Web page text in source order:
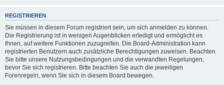
REGISTRIEREN
Sie müssen in diesem Forum registriert sein, um sich anmelden zu können.
Die Registrierung ist in wenigen Augenblicken erledigt und ermöglicht es
Ihnen, auf weitere Funktionen zuzugreifen. Die Board-Administration kann
registrierten Benutzern auch zusätzliche Berechtigungen zuweisen. Beachten
Sie bitte unsere Nutzungsbedingungen und die verwandten Regelungen,
bevor Sie sich registrieren. Bitte beachten Sie auch die jeweiligen
Forenregeln, wenn Sie sich in diesem Board bewegen.